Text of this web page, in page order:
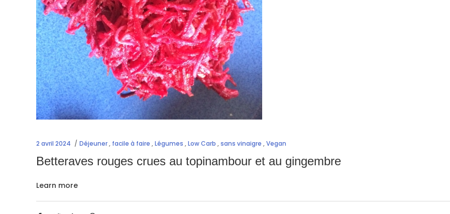
2 avril 2024 Déjeuner, facile à faire ,Légumes ,Low Carb ,sans vinaigre ,Vegan
Betteraves rouges crues au topinambour et au gingembre
Learn more